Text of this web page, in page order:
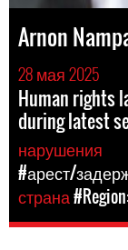
Arnon
28 мая 2025
Human rights
during latest
нарушения
#арест/
страна